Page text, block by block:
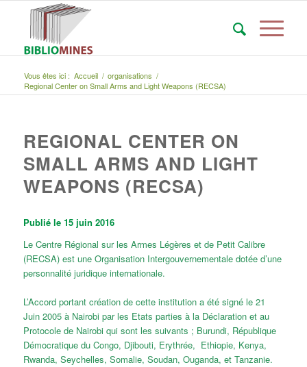
Vous êtes ici : Accueil / organisations /
Regional Center on Small Arms and Light Weapons (RECSA)
REGIONAL CENTER ON
SMALL ARMS AND LIGHT
WEAPONS (RECSA)
Publié le 15 juin 2016
Le Centre Régional sur les Armes Légères et de Petit Calibre
(RECSA) est une Organisation Intergouvernementale dotée d’une
personnalité juridique internationale.
L’Accord portant création de cette institution a été signé le 21
Juin 2005 à Nairobi par les Etats parties à la Déclaration et au
Protocole de Nairobi qui sont les suivants ; Burundi, République
Démocratique du Congo, Djibouti, Erythrée, Ethiopie, Kenya,
Rwanda, Seychelles, Somalie, Soudan, Ouganda, et Tanzanie.